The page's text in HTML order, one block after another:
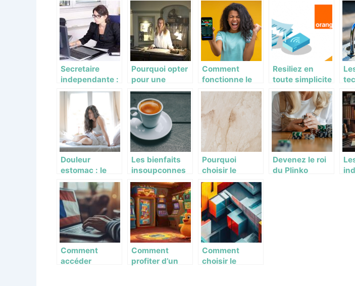
impeccable
le meilleur
choix
Comment le
reconnaître ?
Secretaire
independante :
pourquoi faire
appel a cette
professionnelle
Pourquoi opter
pour une
conciergerie
immobiliere en
ligne ?
Comment
fonctionne le
pari sportif
Parions Sport ?
Resiliez en
toute simplicite
votre forfait
mobile avec
orange :
quelques
astuces
Douleur
estomac : le
guide complet
pour
comprendre ce
mal
Les bienfaits
insoupconnes
du cafe : une
boisson qui va
au-dela du
plaisir gustatif
Pourquoi
choisir le
travertin pour
votre
revetement de
sol ? Les
avantages en
detail
Devenez le roi
du Plinko
Comment
accéder
Comment
profiter d’un
Comment
choisir le